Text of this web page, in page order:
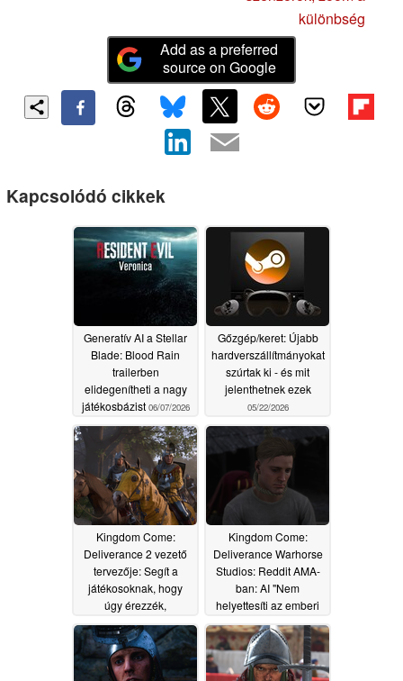
különbség
Add as a preferred
source on Google
Kapcsolódó cikkek
Generatív AI a Stellar
Blade: Blood Rain
trailerben
elidegenítheti a nagy
játékosbázist 06/07/2026
Gőzgép/keret: Újabb
hardverszállítmányokat
szúrtak ki - és mit
jelenthetnek ezek
05/22/2026
Kingdom Come:
Deliverance 2 vezető
tervezője: Segít a
játékosoknak, hogy
úgy érezzék,
"kiérdemeltek valamit"
05/08/2026
Kingdom Come:
Deliverance Warhorse
Studios: Reddit AMA-
ban: AI "Nem
helyettesíti az emberi
munkát"05/02/2026